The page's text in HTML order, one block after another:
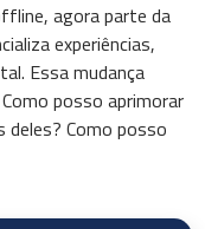
agora parte da
experiências,
Essa mudança
posso aprimorar
deles? Como posso